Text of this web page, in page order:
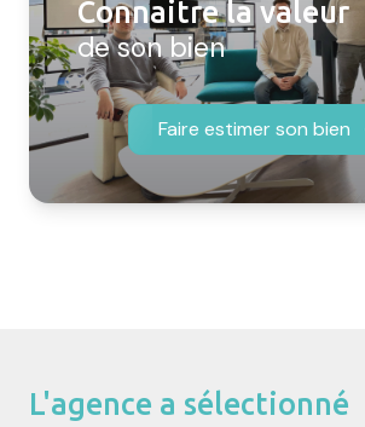
Connaitre la valeur
de son bien
Faire estimer son bien
L'agence a sélectionné